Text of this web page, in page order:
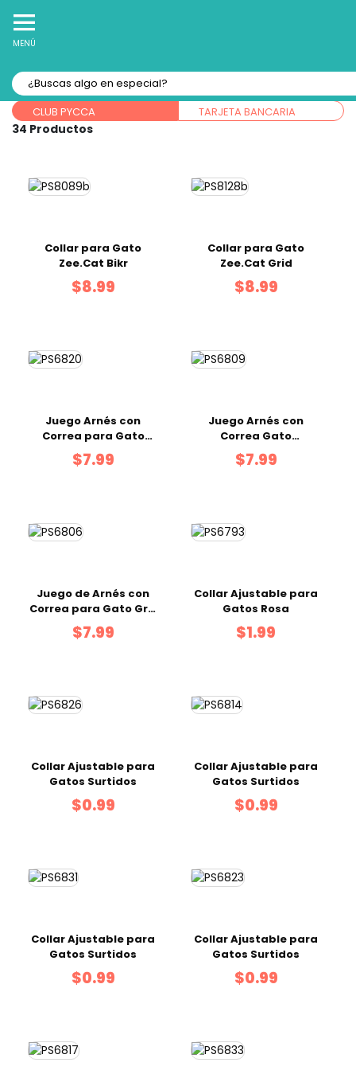
MENÚ
Forma de pago:
CLUB PYCCA TARJETA BANCARIA
34
Collar para Gato
Zee.Cat Bikr
$8.99
Collar para Gato
Zee.Cat Grid
$8.99
Juego Arnés con
Correa para Gato
Surtido
$7.99
Juego Arnés con
Correa Gato
Multicolor 1x120 cm
$7.99
Juego de Arnés con
Correa para Gato Gris
1x120 cm
$7.99
Collar Ajustable para
Gatos Rosa
$1.99
Collar Ajustable para
Gatos Surtidos
$0.99
Collar Ajustable para
Gatos Surtidos
$0.99
Collar Ajustable para
Gatos Surtidos
$0.99
Collar Ajustable para
Gatos Surtidos
$0.99